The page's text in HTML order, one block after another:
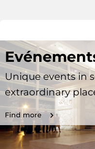
Unique events in
extraordinary
Find more